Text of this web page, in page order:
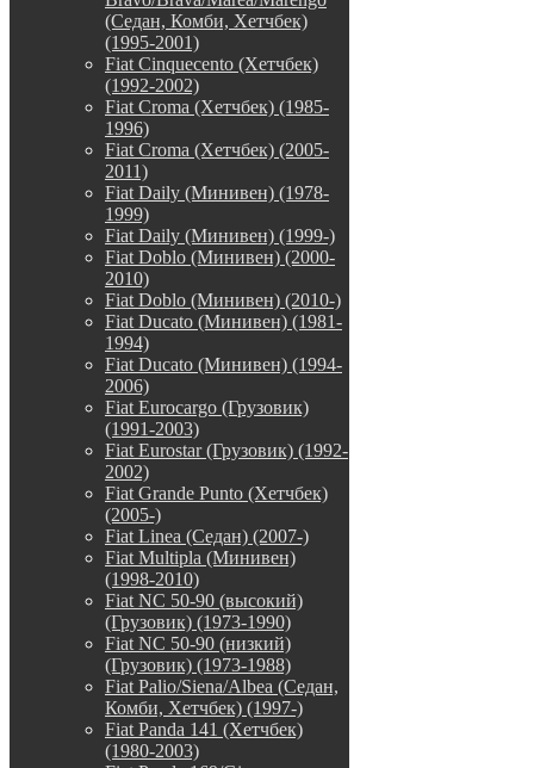
(Седан, Комби, Хетчбек)
(1995-2001)
Fiat Cinquecento (Хетчбек)
(1992-2002)
Fiat Croma (Хетчбек) (1985-
1996)
Fiat Croma (Хетчбек) (2005-
2011)
Fiat Daily (Минивен) (1978-
1999)
Fiat Daily (Минивен) (1999-)
Fiat Doblo (Минивен) (2000-
2010)
Fiat Doblo (Минивен) (2010-)
Fiat Ducato (Минивен) (1981-
1994)
Fiat Ducato (Минивен) (1994-
2006)
Fiat Eurocargo (Грузовик)
(1991-2003)
Fiat Eurostar (Грузовик) (1992-
2002)
Fiat Grande Punto (Хетчбек)
(2005-)
Fiat Linea (Седан) (2007-)
Fiat Multipla (Минивен)
(1998-2010)
Fiat NC 50-90 (высокий)
(Грузовик) (1973-1990)
Fiat NC 50-90 (низкий)
(Грузовик) (1973-1988)
Fiat Palio/Siena/Albea (Седан,
Комби, Хетчбек) (1997-)
Fiat Panda 141 (Хетчбек)
(1980-2003)